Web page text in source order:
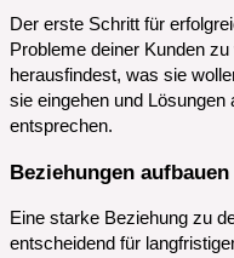
Der erste Schritt für
Probleme deiner Kunden
herausfindest, was sie
sie eingehen und Lösungen
entsprechen.
Beziehungen aufbauen
Eine starke Beziehung zu
entscheidend für